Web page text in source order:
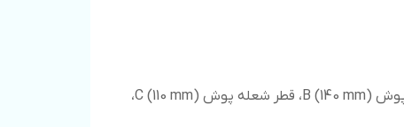
ابعاد دستگاه: طول کلی مشعل A (552 mm)، طول شعله پوش B (140 mm)، قطر شعله پوش C (110 mm)،